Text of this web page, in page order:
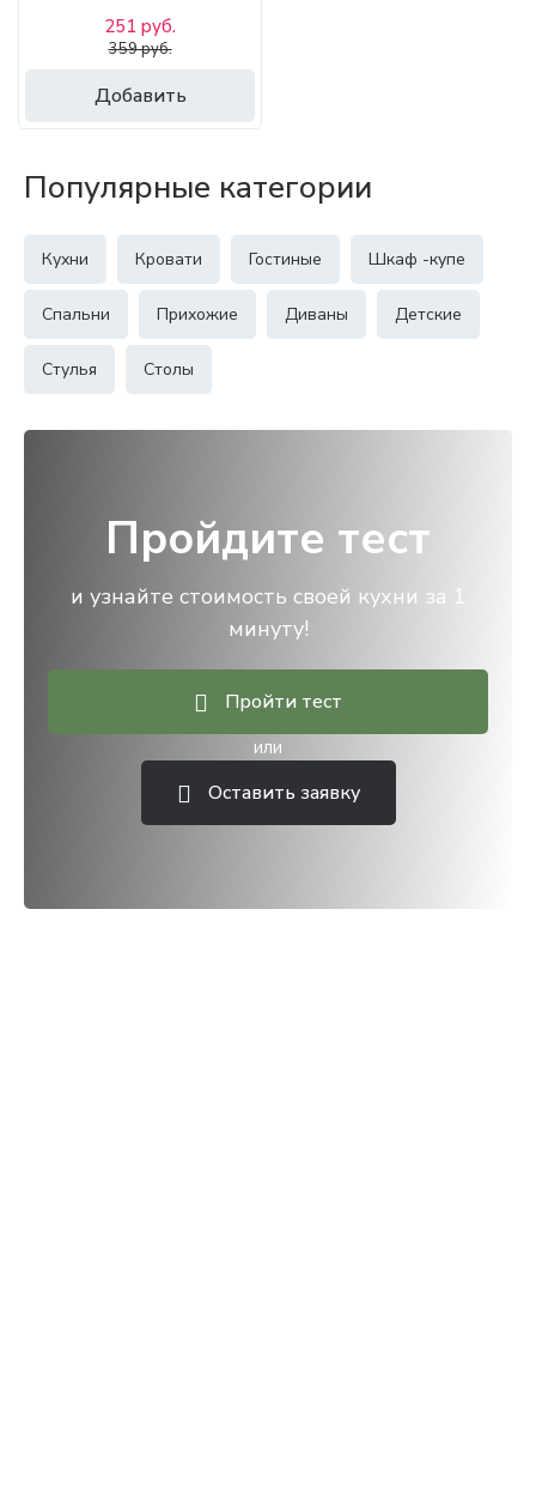
Добавить
251 руб.
359 руб.
Популярные категории
Кухни Кровати Гостиные Шкаф -купе
Спальни Прихожие Диваны Детские
Стулья Столы
Пройдите тест
и узнайте стоимость своей кухни за 1
минуту!
Пройти тест
или
Оставить заявку